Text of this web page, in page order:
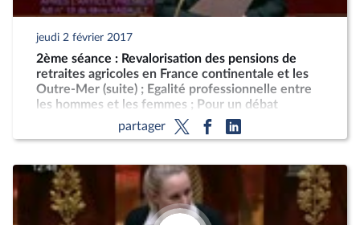
jeudi 2 février 2017
2ème séance : Revalorisation des pensions de
retraites agricoles en France continentale et les
Outre-Mer (suite) ; Egalité professionnelle entre
les hommes et les femmes ; Pour un débat
démocratique sur l'accord économique et
commercial global
partager